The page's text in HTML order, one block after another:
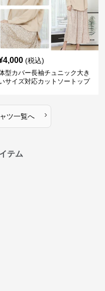
4,000 (税込)
型カバー長袖チュニック大き
サイズ対応カットソートップ
ツ一覧へ ›
テム